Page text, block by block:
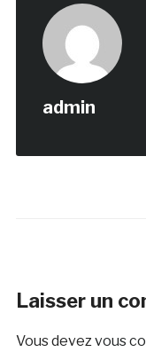
admin
Laisser un
Vous devezvous